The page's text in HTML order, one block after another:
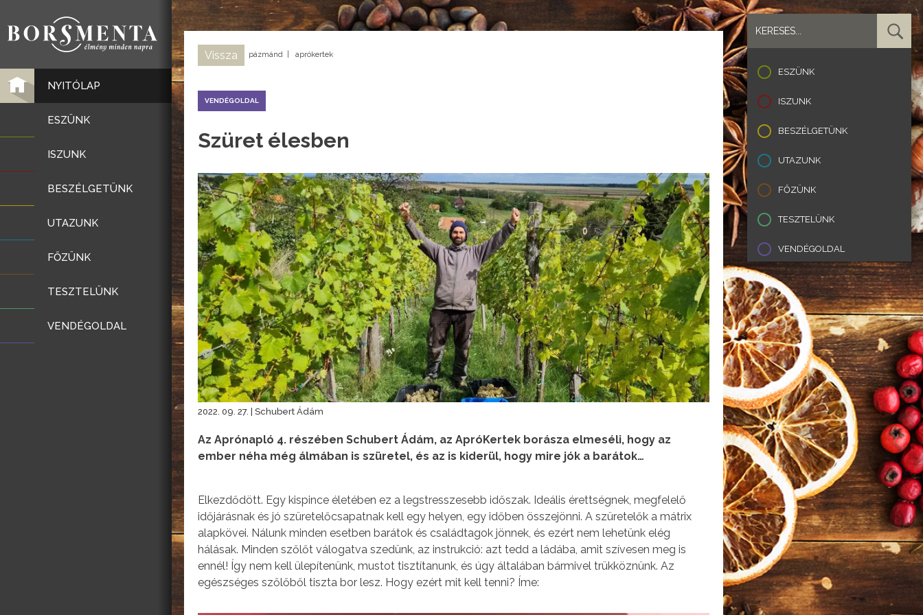
NYITÓLAP
ESZÜNK
ISZUNK
BESZÉLGETÜNK
UTAZUNK
FŐZÜNK
TESZTELÜNK
VENDÉGOLDAL
Vissza pázmánd aprókertek
VENDÉGOLDAL
Szüret élesben
2022. 09. 27. | Schubert Ádám
Az Aprónapló 4. részében Schubert Ádám, az ApróKertek borásza elmeséli, hogy az
ember néha még álmában is szüretel, és az is kiderül, hogy mire jók a barátok…
Elkezdődött. Egy kispince életében ez a legstresszesebb időszak. Ideális érettségnek, megfelelő
időjárásnak és jó szüretelőcsapatnak kell egy helyen, egy időben összejönni. A szüretelők a mátrix
alapkövei. Nálunk minden esetben barátok és családtagok jönnek, és ezért nem lehetünk elég
hálásak. Minden szőlőt válogatva szedünk, az instrukció: azt tedd a ládába, amit szívesen meg is
ennél! Így nem kell ülepítenünk, mustot tisztítanunk, és úgy általában bármivel trükköznünk. Az
egészséges szőlőből tiszta bor lesz. Hogy ezért mit kell tenni? Íme:
ESZÜNK
ISZUNK
BESZÉLGETÜNK
UTAZUNK
FŐZÜNK
TESZTELÜNK
VENDÉGOLDAL